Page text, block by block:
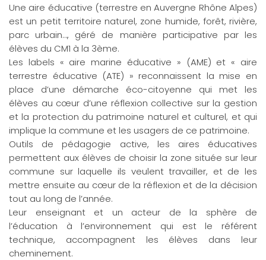
Une aire éducative (terrestre en Auvergne Rhône Alpes)
est un petit territoire naturel, zone humide, forêt, rivière,
parc urbain…, géré de manière participative par les
élèves du CM1 à la 3ème.
Les labels « aire marine éducative » (AME) et « aire
terrestre éducative (ATE) » reconnaissent la mise en
place d’une démarche éco-citoyenne qui met les
élèves au cœur d’une réflexion collective sur la gestion
et la protection du patrimoine naturel et culturel, et qui
implique la commune et les usagers de ce patrimoine.
Outils de pédagogie active, les aires éducatives
permettent aux élèves de choisir la zone située sur leur
commune sur laquelle ils veulent travailler, et de les
mettre ensuite au cœur de la réflexion et de la décision
tout au long de l’année.
Leur enseignant et un acteur de la sphère de
l’éducation à l’environnement qui est le référent
technique, accompagnent les élèves dans leur
cheminement.